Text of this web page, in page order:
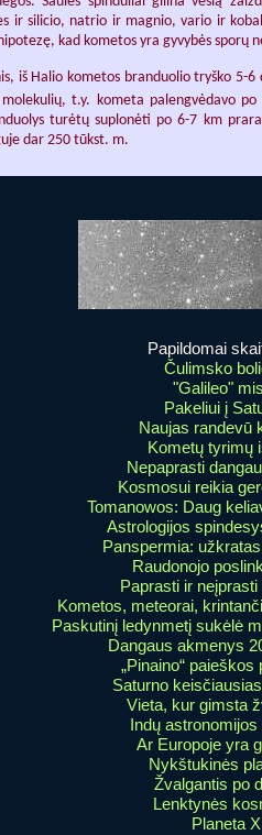
ir silicio, natrio ir magnio, vario ir
kad kometos yra gyvybės sporų
iš Halio kometos branduolio tryško
t.y. kometa palengvėdavo
turėtų suplonėti po 6-7 km
dar 250 tūkst. m.
Papildomai
Čulimsko
"Galileo"
Pakeliui į
Naujas randevū
Kometų tyrimų
Nepaprasti
Kosmosui reikia
Tomanowos: Daug
Astrologijos
Panspermia:
Raudonojo
Paprasti ir
Kometos, meteorai,
Paskutinį ledynmetį sukėlė
Dangaus akmenys
„Pinaino“ paieškos
Saturno
Vieta, kur gimsta
Indų astronomijos
Ar Europoje yra
Nykštukinės
Žvalgantis po
Lenktynės
Planeta X